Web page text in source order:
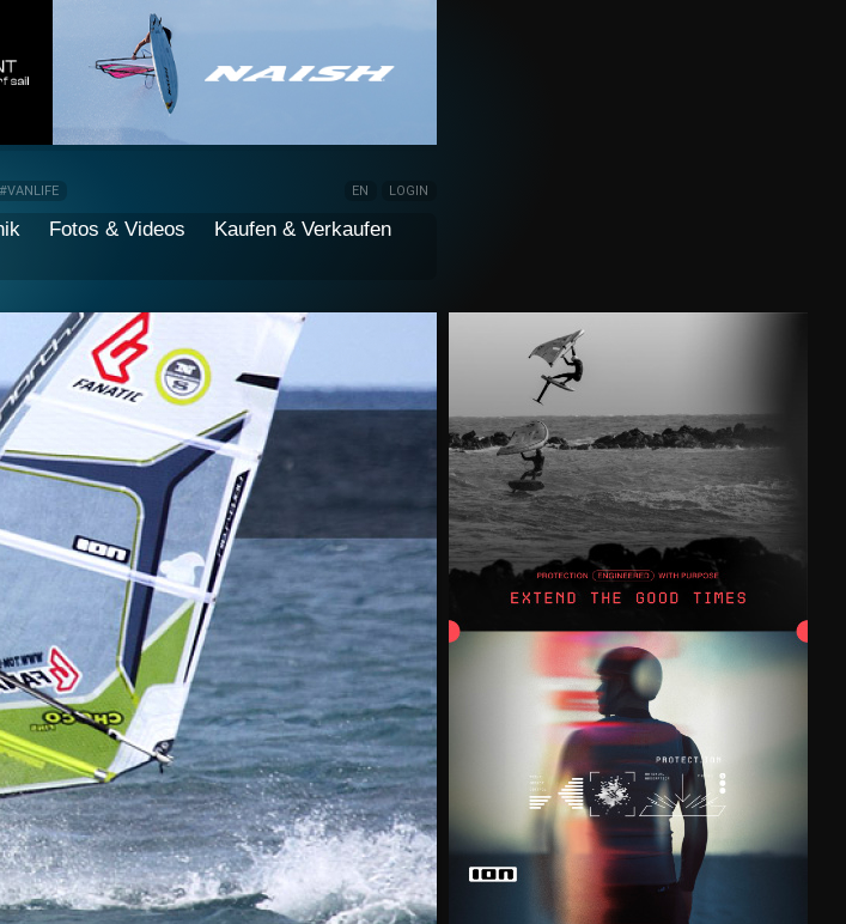
#VANLIFE EN LOGIN
Fotos & Videos
Kaufen & Verkaufen